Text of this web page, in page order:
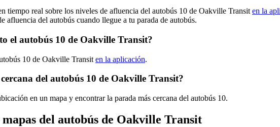
tiempo real sobre los niveles de afluencia del autobús 10 de Oakville Transit en la
afluencia del autobús cuando llegue a tu parada de autobús.
el autobús 10 de Oakville Transit?
10 de Oakville Transit en la aplicación.
del autobús 10 de Oakville Transit?
en un mapa y encontrar la parada más cercana del autobús 10.
del autobús de Oakville Transit